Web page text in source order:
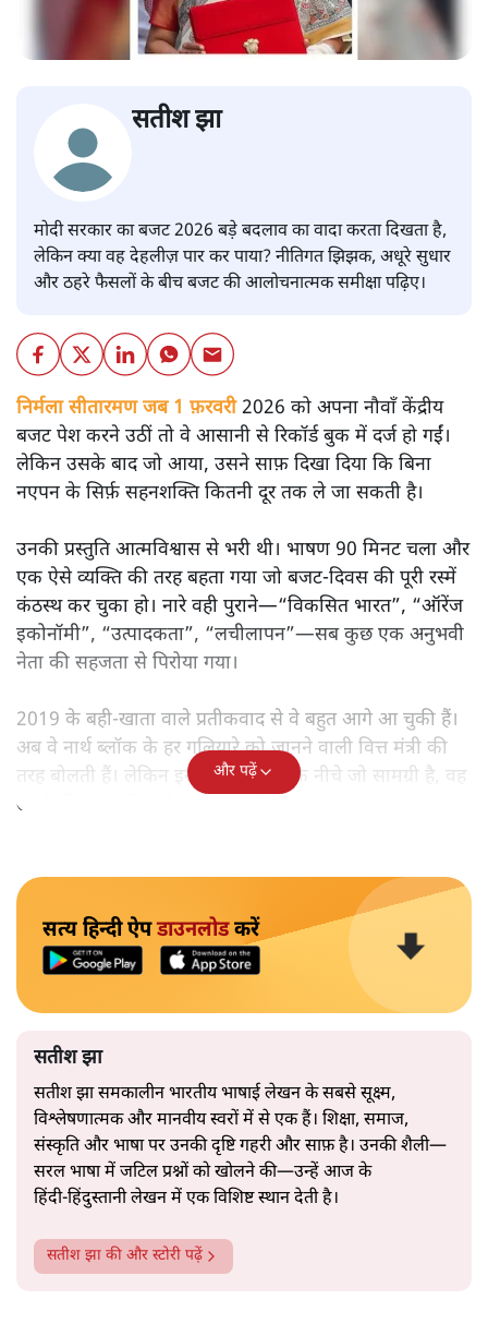
सतीश झा
मोदी सरकार का बजट 2026 बड़े बदलाव का वादा करता दिखता है,
लेकिन क्या वह देहलीज़ पार कर पाया? नीतिगत झिझक, अधूरे सुधार
और ठहरे फैसलों के बीच बजट की आलोचनात्मक समीक्षा पढ़िए।
निर्मला सीतारमण जब 1 फ़रवरी2026 को अपना नौवाँ केंद्रीय
बजट पेश करने उठीं तो वे आसानी से रिकॉर्ड बुक में दर्ज हो गईं।
लेकिन उसके बाद जो आया, उसने साफ़ दिखा दिया कि बिना
नएपन के सिर्फ़ सहनशक्ति कितनी दूर तक ले जा सकती है।
उनकी प्रस्तुति आत्मविश्वास से भरी थी। भाषण 90 मिनट चला और
एक ऐसे व्यक्ति की तरह बहता गया जो बजट‑दिवस की पूरी रस्में
कंठस्थ कर चुका हो। नारे वही पुराने—“विकसित भारत”, “ऑरेंज
इकोनॉमी”, “उत्पादकता”, “लचीलापन”—सब कुछ एक अनुभवी
नेता की सहजता से पिरोया गया।
2019 के बही‑खाता वाले प्रतीकवाद से वे बहुत आगे आ चुकी हैं।
अब वे नार्थ ब्लॉक के हर गलियारे को जानने वाली वित्त मंत्री की
तरह बोलती हैं। लेकिन इस आत्मविश्वास के नीचे जो सामग्री है, वह
उतनी ही अनुमानित और दोहराव भरी।
और पढ़ें
सत्य हिन्दी ऐपडाउनलोडकरें
सतीश झा
सतीश झा समकालीन भारतीय भाषाई लेखन के सबसे सूक्ष्म,
विश्लेषणात्मक और मानवीय स्वरों में से एक हैं। शिक्षा, समाज,
संस्कृति और भाषा पर उनकी दृष्टि गहरी और साफ़ है। उनकी शैली—
सरल भाषा में जटिल प्रश्नों को खोलने की—उन्हें आज के
हिंदी‑हिंदुस्तानी लेखन में एक विशिष्ट स्थान देती है।
सतीश झा की और स्टोरी पढ़ें